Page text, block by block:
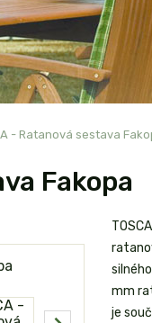
- Ratanová sestava
Fakopa
mm
je